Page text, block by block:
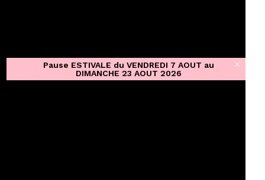
Pause ESTIVALE du VENDREDI 7 AOUT au
DIMANCHE 23 AOUT 2026